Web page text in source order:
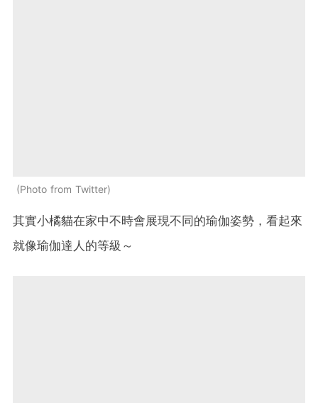
Photo from Twitter
其實小橘貓在家中不時會展現不同的瑜伽姿勢，看起來
就像瑜伽達人的等級～